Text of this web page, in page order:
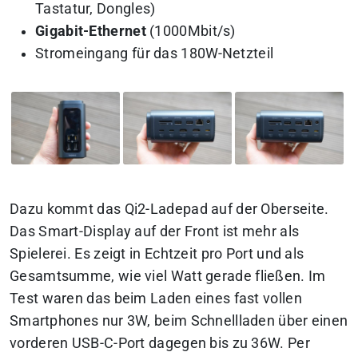
Tastatur, Dongles)
Gigabit-Ethernet(1000Mbit/s)
Stromeingang für das 180W-Netzteil
Dazu kommt das Qi2-Ladepad auf der Oberseite.
Das Smart-Display auf der Front ist mehr als
Spielerei. Es zeigt in Echtzeit pro Port und als
Gesamtsumme, wie viel Watt gerade fließen. Im
Test waren das beim Laden eines fast vollen
Smartphones nur 3W, beim Schnellladen über einen
vorderen USB-C-Port dagegen bis zu 36W. Per